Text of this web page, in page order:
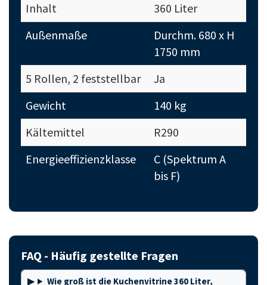
Inhalt
360 Liter
Außenmaße
Durchm. 680 x H
1750 mm
5 Rollen, 2 feststellbar
Ja
Gewicht
140 kg
Kältemittel
R290
Energieeffizienzklasse
C (Spektrum A
bis F)
FAQ - Häufig gestellte Fragen
Wie groß ist die Kuchenvitrine 360 Liter,